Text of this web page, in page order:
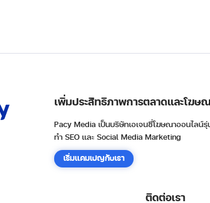
เพิ่มประสิทธิภาพการตลาดและโฆษ
Pacy Media เป็นบริษัทเอเจนซี่โฆษณาออนไลน์
ทำ SEO และ Social Media Marketing
เริ่มแคมเปญกับเรา
ติดต่อเรา